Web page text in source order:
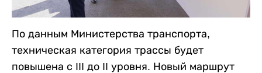
По данным Министерства транспорта,
техническая категория трассы будет
повышена с III до II уровня. Новый маршрут